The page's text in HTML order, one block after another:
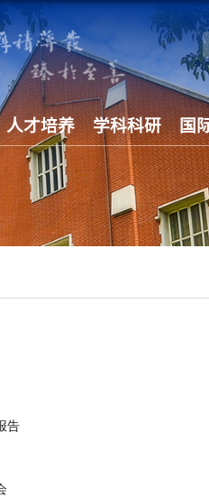
人才培养 学科科研 国
告